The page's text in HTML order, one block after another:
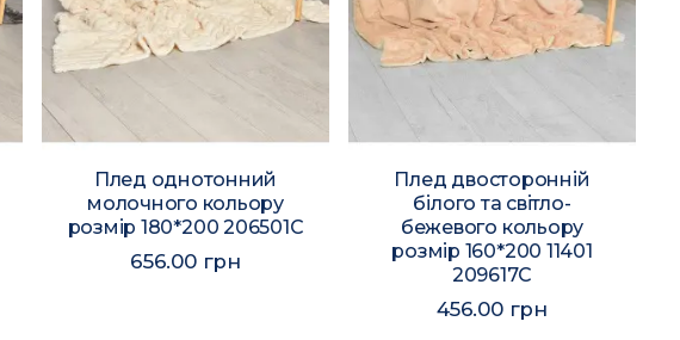
Плед однотонний
молочного кольору
розмір 180*200 206501C
656.00 грн
Плед двосторонній
білого та світло-
бежевого кольору
розмір 160*200 11401
209617C
456.00 грн